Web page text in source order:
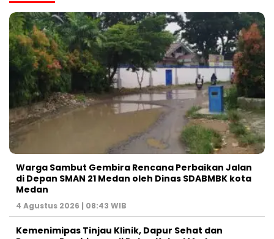
Warga Sambut Gembira Rencana Perbaikan Jalan
di Depan SMAN 21 Medan oleh Dinas SDABMBK kota
Medan
4 Agustus 2026 | 08:43 WIB
Kemenimipas Tinjau Klinik, Dapur Sehat dan